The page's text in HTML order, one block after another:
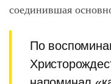
соединившая
По